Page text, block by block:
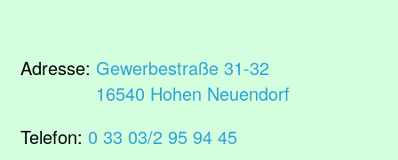
Adresse: Gewerbestraße 31-32
16540 Hohen Neuendorf
Telefon: 0 33 03/2 95 94 45